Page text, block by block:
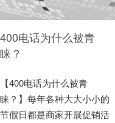
400电话为什么被青
睐？
【400电话为什么被青
睐？】每年各种大大小小的
节假日都是商家开展促销活